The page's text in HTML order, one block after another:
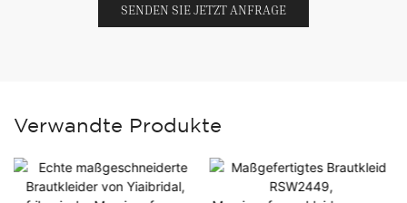
SENDEN SIE JETZT ANFRAGE
Verwandte Produkte